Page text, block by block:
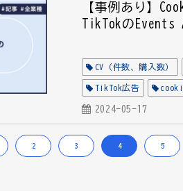
【事例あり】
TikTokのEvents
CV（件数、購入数）
TikTok広告
2024-05-17
2 3 4 5